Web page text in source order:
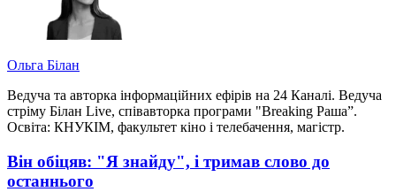
Ольга Білан
Ведуча та авторка інформаційних ефірів на 24 Каналі. Ведуча
стріму Білан Live, співавторка програми "Breaking Раша”.
Освіта: КНУКІМ, факультет кіно і телебачення, магістр.
Він обіцяв: "Я знайду", і тримав слово до
останнього